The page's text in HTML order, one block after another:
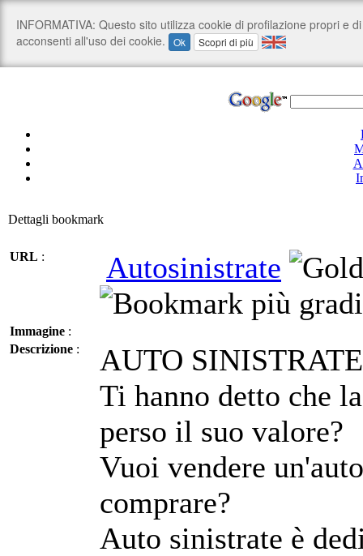
Dettagli bookmark
URL : Autosinistrate
Immagine :
Descrizione :
AUTO SINISTRATE
Ti hanno detto che
perso il suo valore?
Vuoi vendere
comprare?
Auto sinistrate è